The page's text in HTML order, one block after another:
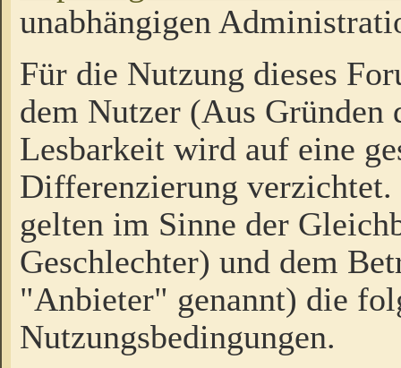
unabhängigen
Für die Nutzung dieses
dem Nutzer (Aus Gründen
Lesbarkeit wird auf eine
Differenzierung
gelten im Sinne der
Geschlechter) und dem
"Anbieter" genannt) die
Nutzungsbedingungen.